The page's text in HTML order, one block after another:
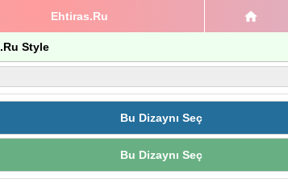
Ehtiras.Ru
Style
Bu Dizaynı Seç
Bu Dizaynı Seç